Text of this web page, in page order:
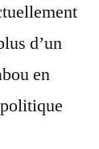
d’un
en